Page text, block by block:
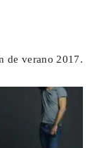
de verano 2017.